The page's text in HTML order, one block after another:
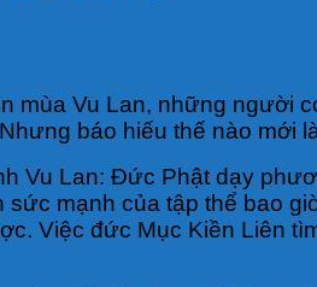
mùa Vu Lan, những người
báo hiếu thế nào mới
Vu Lan: Đức Phật dạy
sức mạnh của tập thể bao
Việc đức Mục Kiền Liên